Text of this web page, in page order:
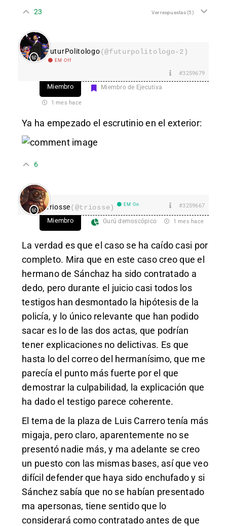
23 Ver respuestas(5)
FuturPolitologo(@futurpolitologo-2)
EM Off
#3259679
Miembro Miembro de Ejecutiva
1 mes hace
Ya ha empezado el escrutinio en el exterior:
6
Triosse(@triosse) EM On #3259667
Miembro Gurú demoscópico 1 mes hace
La verdad es que el caso se ha caído casi por
completo. Mira que en este caso creo que el
hermano de Sánchaz ha sido contratado a
dedo, pero durante el juicio casi todos los
testigos han desmontado la hipótesis de la
policía, y lo único relevante que han podido
sacar es lo de las dos actas, que podrían
tener explicaciones no delictivas. Es que
hasta lo del correo del hermanísimo, que me
parecía el punto más fuerte por el que
demostrar la culpabilidad, la explicación que
ha dado el testigo parece coherente.
El tema de la plaza de Luis Carrero tenía más
migaja, pero claro, aparentemente no se
presentó nadie más, y ma adelante se creo
un puesto con las mismas bases, así que veo
difícil defender que haya sido enchufado y si
Sánchez sabía que no se habían presentado
ma apersonas, tiene sentido que lo
considerará como contratado antes de que